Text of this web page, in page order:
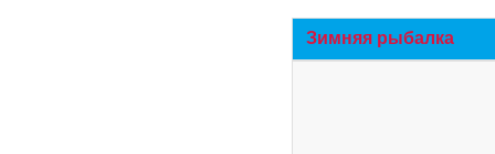
Зимняя рыбалка